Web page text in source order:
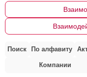
Поиск По алфавиту
Компании